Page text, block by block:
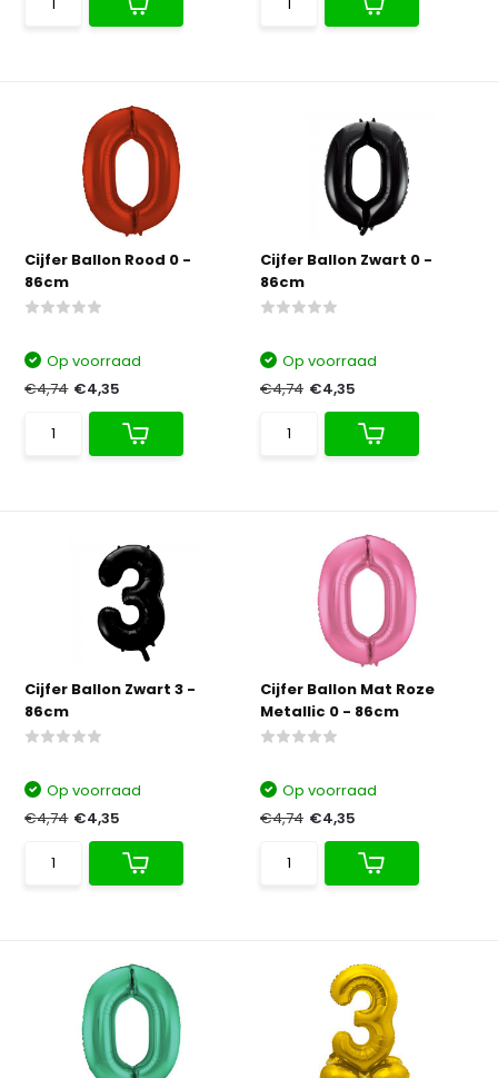
Cijfer Ballon Rood 0 -
86cm
Op voorraad
€4,74 €4,35
Cijfer Ballon Zwart 0 -
86cm
Op voorraad
€4,74 €4,35
Cijfer Ballon Zwart 3 -
86cm
Op voorraad
€4,74 €4,35
Cijfer Ballon Mat Roze
Metallic 0 - 86cm
Op voorraad
€4,74 €4,35